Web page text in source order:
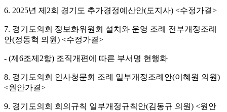
6. 2025년 제2회 경기도 추가경정예산안(도지사) <수정가결>
7. 경기도의회 정보화위원회 설치와 운영 조례 전부개정조례
안(정동혁 의원) <수정가결>
- (제6조제2항) 조직개편에 따른 부서명 현행화
8. 경기도의회 인사청문회 조례 일부개정조례안(이혜원 의원)
<원안가결>
9. 경기도의회 회의규칙 일부개정규칙안(김동규 의원) <원안